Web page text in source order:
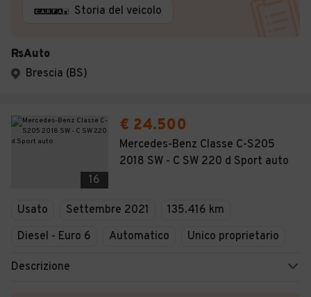
Storia del veicolo
RsAuto
Brescia (BS)
16
€ 24.500
Mercedes-Benz Classe C-S205
2018 SW - C SW 220 d Sport auto
Usato Settembre 2021
135.416 km
Diesel - Euro 6
Automatico Unico proprietario
Descrizione